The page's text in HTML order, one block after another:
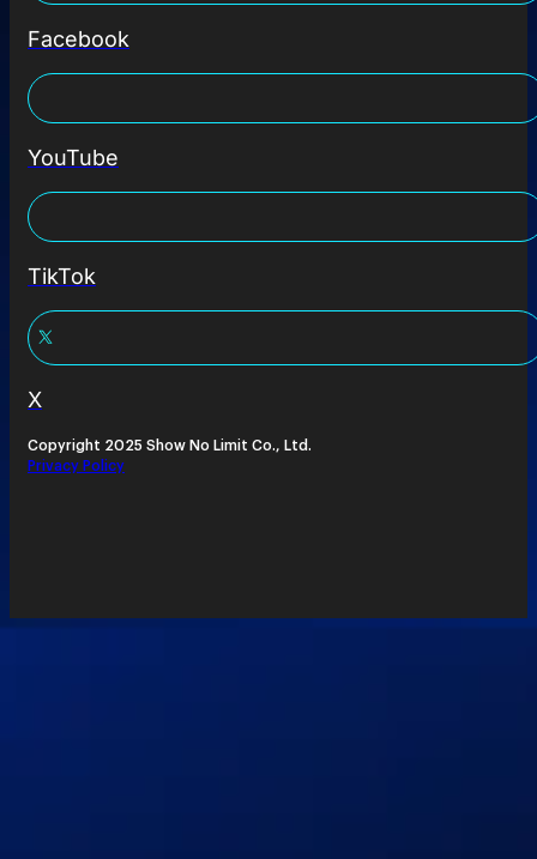
Facebook
YouTube
TikTok
X
Copyright 2025 Show No Limit Co., Ltd.
Privacy Policy